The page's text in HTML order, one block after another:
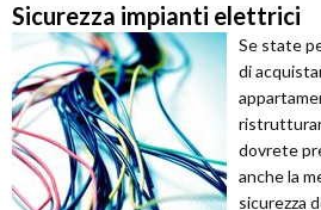
Sicurezza impianti elettrici
Se state
di
dovrete
anche la
sicurezza